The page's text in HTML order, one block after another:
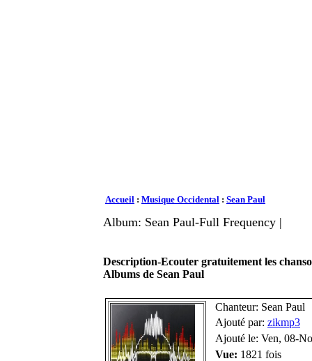
Accueil : Musique Occidental : Sean Paul
Album: Sean Paul-Full Frequency |
Description-Ecouter gratuitement les
Albums de Sean Paul
Chanteur: Sean Paul
Ajouté par: zikmp3
Ajouté le: Ven, 08-
Vue: 1821 fois